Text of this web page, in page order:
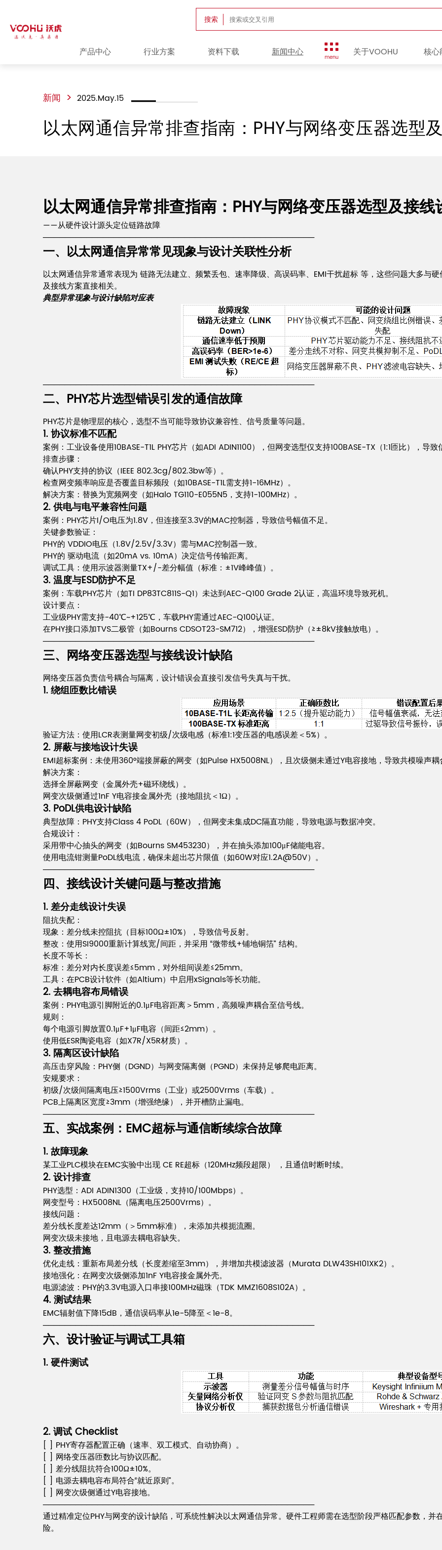
搜索
产品中心 行业方案 资料下载 新闻中心 menu 关于VOOHU 核心
新闻 > 2025.May.15
以太网通信异常排查指南：PHY与网络变压器选型
以太网通信异常排查指南：PHY与网络变压器选型及接
——从硬件设计源头定位链路故障
──────────────────────────────────────────────────
一、以太网通信异常常见现象与设计关联性分析
以太网通信异常通常表现为 链路无法建立、频繁丢包、速率降级、高误码率、EMI干扰超标 等，这些问题大多与
及接线方案直接相关。
典型异常现象与设计缺陷对应表
──────────────────────────────────────────────────
二、PHY芯片选型错误引发的通信故障
PHY芯片是物理层的核心，选型不当可能导致协议兼容性、信号质量等问题。
1. 协议标准不匹配
案例：工业设备使用10BASE-T1L PHY芯片（如ADI ADIN1100），但网变选型仅支持100BASE-TX（1:1匝比），导致
排查步骤：
确认PHY支持的协议（IEEE 802.3cg/802.3bw等）。
检查网变频率响应是否覆盖目标频段（如10BASE-T1L需支持1-16MHz）。
解决方案：替换为宽频网变（如Halo TG110-E055N5，支持1-100MHz）。
2. 供电与电平兼容性问题
案例：PHY芯片I/O电压为1.8V，但连接至3.3V的MAC控制器，导致信号幅值不足。
关键参数验证：
PHY的 VDDIO电压（1.8V/2.5V/3.3V）需与MAC控制器一致。
PHY的 驱动电流（如20mA vs. 10mA）决定信号传输距离。
调试工具：使用示波器测量TX+/-差分幅值（标准：±1V峰峰值）。
3. 温度与ESD防护不足
案例：车载PHY芯片（如TI DP83TC811S-Q1）未达到AEC-Q100 Grade 2认证，高温环境导致死机。
设计要点：
工业级PHY需支持-40℃~+125℃，车载PHY需通过AEC-Q100认证。
在PHY接口添加TVS二极管（如Bourns CDSOT23-SM712），增强ESD防护（≥±8kV接触放电）。
──────────────────────────────────────────────────
三、网络变压器选型与接线设计缺陷
网络变压器负责信号耦合与隔离，设计错误会直接引发信号失真与干扰。
1. 绕组匝数比错误
验证方法：使用LCR表测量网变初级/次级电感（标准1:1变压器的电感误差＜5%）。
2. 屏蔽与接地设计失误
EMI超标案例：未使用360°端接屏蔽的网变（如Pulse HX5008NL），且次级侧未通过Y电容接地，导致共模噪声耦
解决方案：
选择全屏蔽网变（金属外壳+磁环绕线）。
网变次级侧通过1nF Y电容接金属外壳（接地阻抗＜1Ω）。
3. PoDL供电设计缺陷
典型故障：PHY支持Class 4 PoDL（60W），但网变未集成DC隔直功能，导致电源与数据冲突。
合规设计：
采用带中心抽头的网变（如Bourns SM453230），并在抽头添加100μF储能电容。
使用电流钳测量PoDL线电流，确保未超出芯片限值（如60W对应1.2A@50V）。
──────────────────────────────────────────────────
四、接线设计关键问题与整改措施
1. 差分走线设计失误
阻抗失配：
现象：差分线未控阻抗（目标100Ω±10%），导致信号反射。
整改：使用SI9000重新计算线宽/间距，并采用 “微带线+铺地铜箔” 结构。
长度不等长：
标准：差分对内长度误差≤5mm，对外组间误差≤25mm。
工具：在PCB设计软件（如Altium）中启用xSignals等长功能。
2. 去耦电容布局错误
案例：PHY电源引脚附近的0.1μF电容距离＞5mm，高频噪声耦合至信号线。
规则：
每个电源引脚放置0.1μF+1μF电容（间距≤2mm）。
使用低ESR陶瓷电容（如X7R/X5R材质）。
3. 隔离区设计缺陷
高压击穿风险：PHY侧（DGND）与网变隔离侧（PGND）未保持足够爬电距离。
安规要求：
初级/次级间隔离电压≥1500Vrms（工业）或2500Vrms（车载）。
PCB上隔离区宽度≥3mm（增强绝缘），并开槽防止漏电。
──────────────────────────────────────────────────
五、实战案例：EMC超标与通信断续综合故障
1. 故障现象
某工业PLC模块在EMC实验中出现 CE RE超标（120MHz频段超限） ，且通信时断时续。
2. 设计排查
PHY选型：ADI ADIN1300（工业级，支持10/100Mbps）。
网变型号：HX5008NL（隔离电压2500Vrms）。
接线问题：
差分线长度差达12mm（＞5mm标准），未添加共模扼流圈。
网变次级未接地，且电源去耦电容缺失。
3. 整改措施
优化走线：重新布局差分线（长度差缩至3mm），并增加共模滤波器（Murata DLW43SH101XK2）。
接地强化：在网变次级侧添加1nF Y电容接金属外壳。
电源滤波：PHY的3.3V电源入口串接100MHz磁珠（TDK MMZ1608S102A）。
4. 测试结果
EMC辐射值下降15dB，通信误码率从1e-5降至＜1e-8。
──────────────────────────────────────────────────
六、设计验证与调试工具箱
1. 硬件测试
2. 调试 Checklist
[ ] PHY寄存器配置正确（速率、双工模式、自动协商）。
[ ] 网络变压器匝数比与协议匹配。
[ ] 差分线阻抗符合100Ω±10%。
[ ] 电源去耦电容布局符合“就近原则”。
[ ] 网变次级侧通过Y电容接地。
──────────────────────────────────────────────────
通过精准定位PHY与网变的设计缺陷，可系统性解决以太网通信异常。硬件工程师需在选型阶段严格匹配参数，
险。